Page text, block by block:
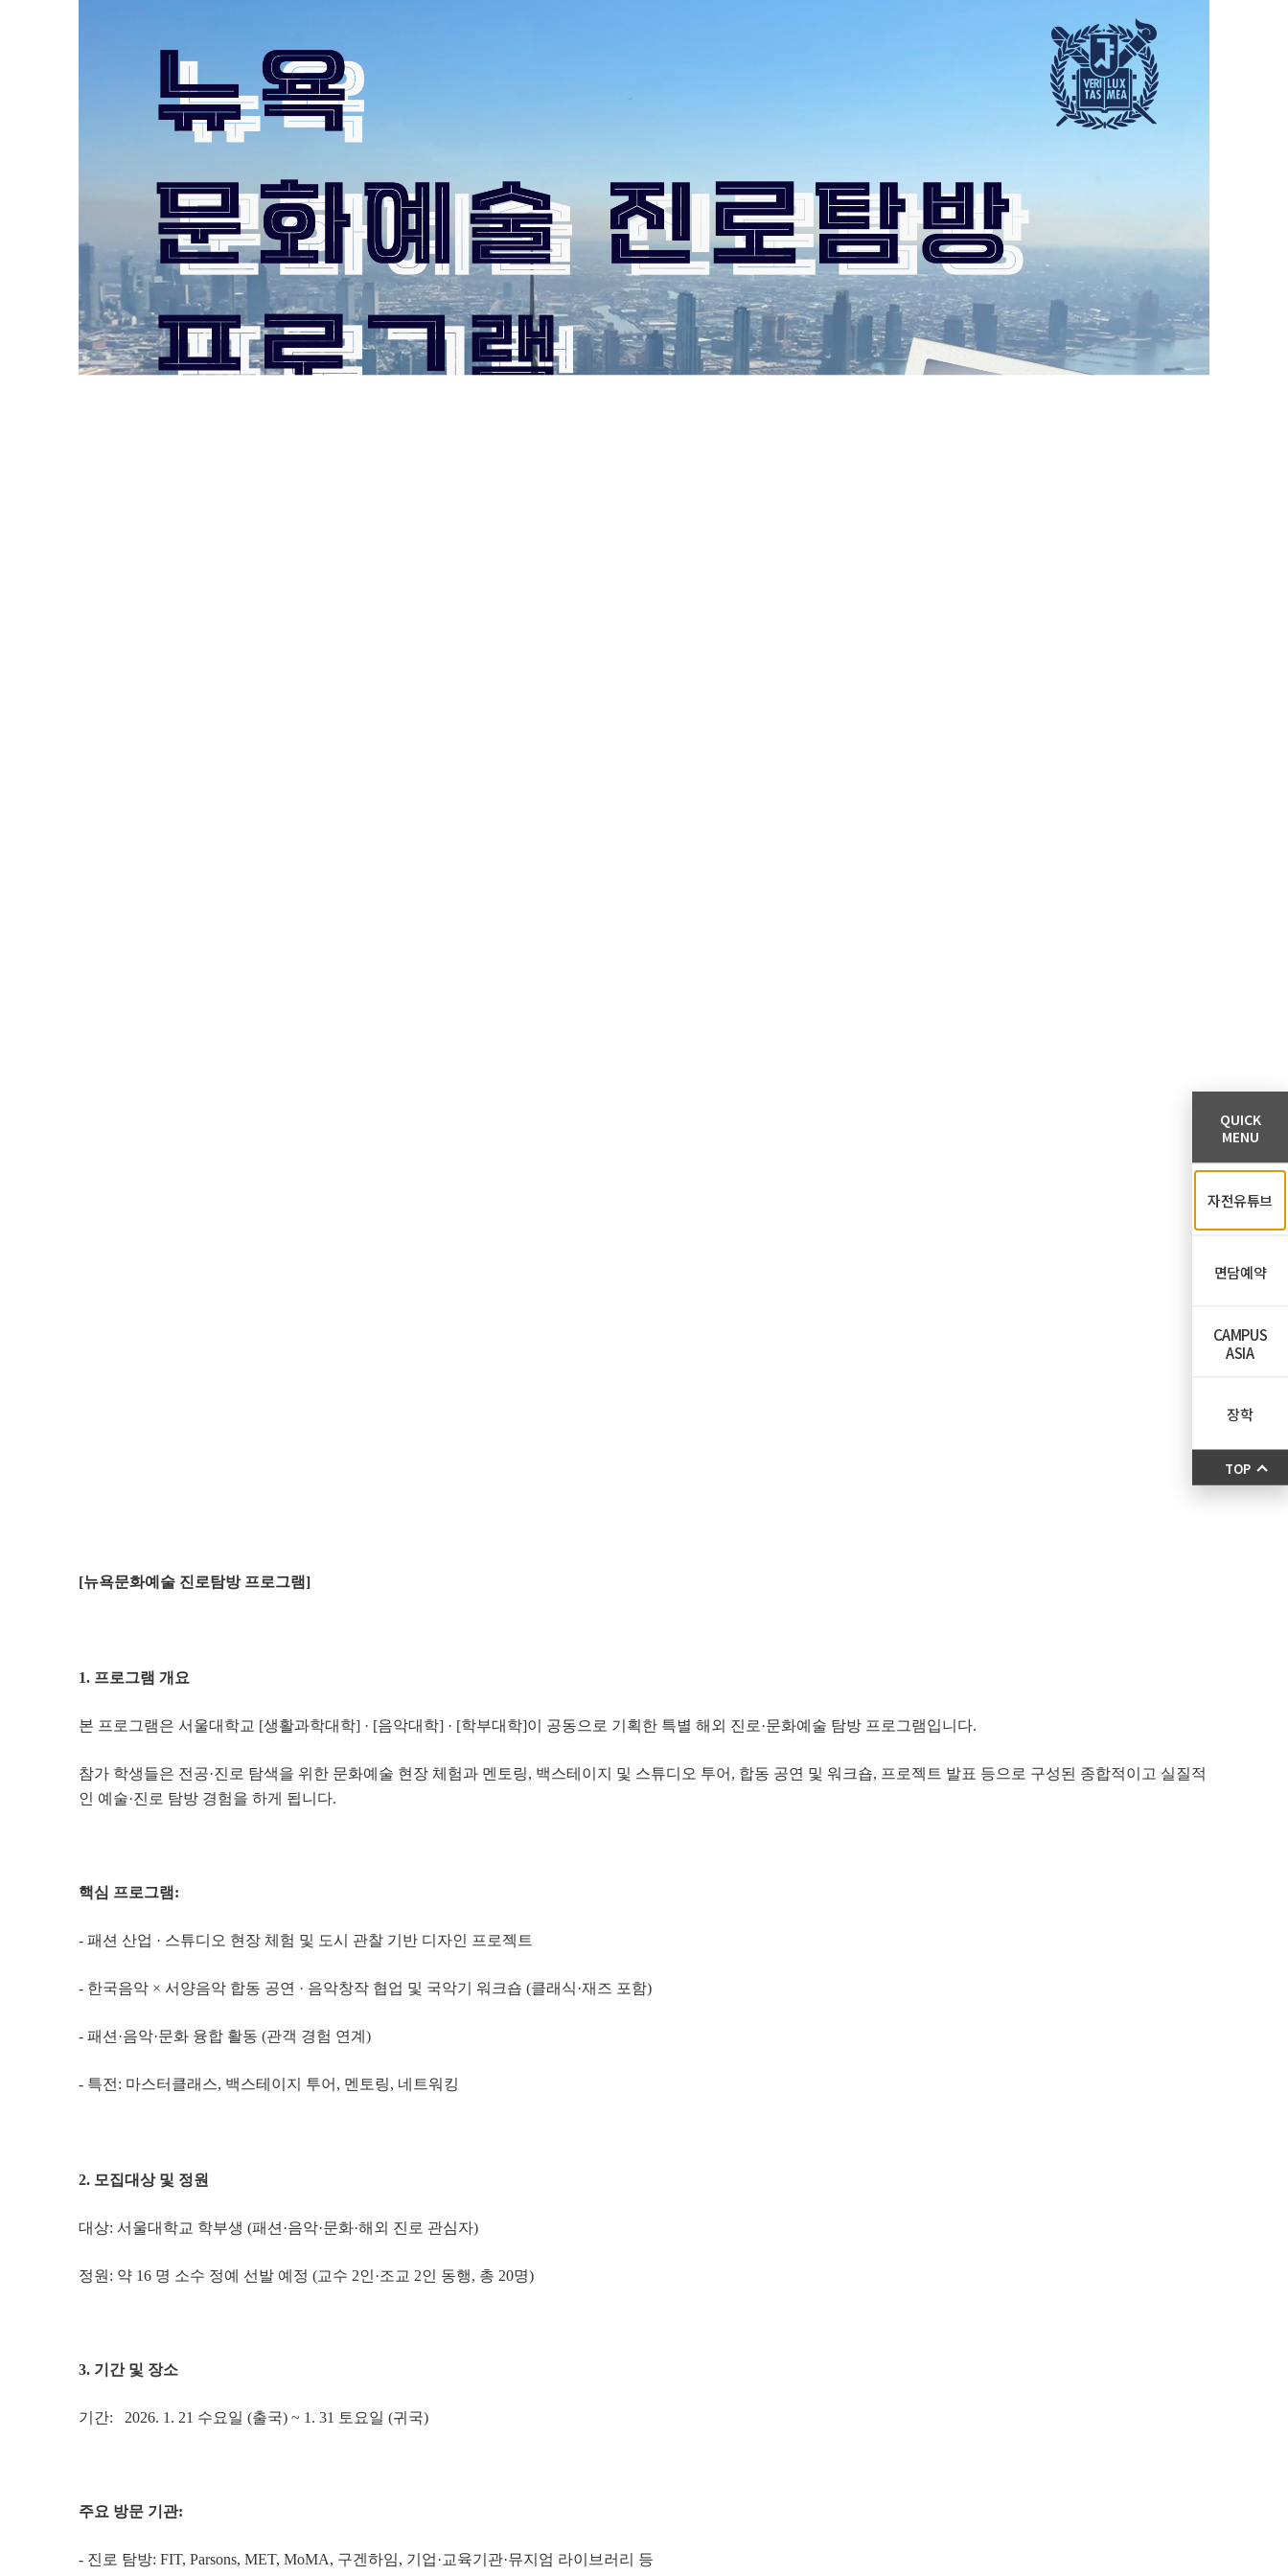
[뉴욕문화예술 진로탐방 프로그램]
1. 프로그램 개요
본 프로그램은 서울대학교 [생활과학대학] · [음악대학] · [학부대학]이 공동으로 기획한 특별 해외 진로·문화예술 탐방 프로그램입니다.
참가 학생들은 전공·진로 탐색을 위한 문화예술 현장 체험과 멘토링, 백스테이지 및 스튜디오 투어, 합동 공연 및 워크숍, 프로젝트 발표 등으로 구성된 종합적이고 실질적
인 예술·진로 탐방 경험을 하게 됩니다.
핵심 프로그램:
- 패션 산업 · 스튜디오 현장 체험 및 도시 관찰 기반 디자인 프로젝트
- 한국음악 × 서양음악 합동 공연 · 음악창작 협업 및 국악기 워크숍 (클래식·재즈 포함)
- 패션·음악·문화 융합 활동 (관객 경험 연계)
- 특전: 마스터클래스, 백스테이지 투어, 멘토링, 네트워킹
2. 모집대상 및 정원
대상: 서울대학교 학부생 (패션·음악·문화·해외 진로 관심자)
정원: 약 16 명 소수 정예 선발 예정 (교수 2인·조교 2인 동행, 총 20명)
3. 기간 및 장소
기간: 2026. 1. 21 수요일 (출국) ~ 1. 31 토요일 (귀국)
주요 방문 기관:
- 진로 탐방: FIT, Parsons, MET, MoMA, 구겐하임, 기업·교육기관·뮤지엄 라이브러리 등
QUICK
MENU
자전유튜브
면담예약
CAMPUS
ASIA
장학
TOP